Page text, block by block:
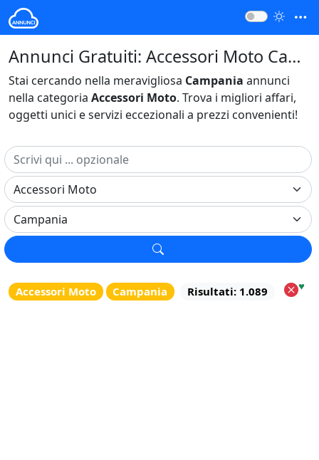
Annunci Gratuiti: Accessori Moto Campania Italia
Stai cercando nella meravigliosa Campania annunci
nella categoria Accessori Moto. Trova i migliori affari,
oggetti unici e servizi eccezionali a prezzi convenienti!
Accessori Moto Campania Risultati: 1.089 ♥